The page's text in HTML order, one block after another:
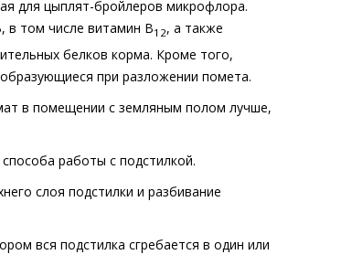
для цыплят-бройлеров микрофлора.
в том числе витамин В12, а также
белков корма. Кроме того,
при разложении помета.
в помещении с земляным полом лучше,
работы с подстилкой.
слоя подстилки и разбивание
вся подстилка сгребается в один или